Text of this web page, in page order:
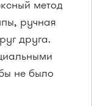
метод
ручная
друга.
не было